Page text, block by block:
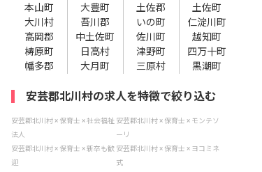
本山町
大豊町 土佐郡
土佐町
大川村
吾川郡 いの町
仁淀川町
高岡郡
中土佐町 佐川町
越知町
梼原町
日高村 津野町
四万十町
幡多郡
大月町 三原村 黒潮町
安芸郡北川村の求人を特徴で絞り込む
安芸郡北川村 × 保育士 × 社会福祉
法人
安芸郡北川村 × 保育士 × モンテソ
ーリ
安芸郡北川村 × 保育士 × 新卒も歓
迎
安芸郡北川村 × 保育士 × ヨコミネ
式